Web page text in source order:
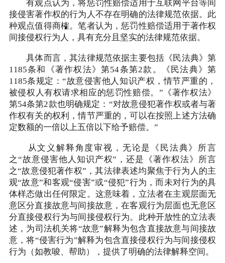
有观点认为，将惩罚性赔偿适用于互联网平台等间
接侵害著作权的行为人不存在明确的法律规范依据。此
种观点值得商榷。笔者认为，惩罚性赔偿适用于著作权
间接侵权行为人，具有充分且坚实的法律规范依据。
具体而言，其法律规范依据主要包括《民法典》第
1185条和《著作权法》第54条第2款。《民法典》第
1185条规定：“故意侵害他人知识产权，情节严重的，
被侵权人有权请求相应的惩罚性赔偿。”《著作权法》
第54条第2款也明确规定：“对故意侵犯著作权或者与著
作权有关的权利，情节严重的，可以在按照上述方法确
定数额的一倍以上五倍以下给予赔偿。”
从文义解释角度审视，无论是《民法典》所言
之“故意侵害他人知识产权”，还是《著作权法》所言
之“故意侵犯著作权”，其法律表述均聚焦于行为人的主
观“故意”和客观“侵害”或“侵犯”行为，而未对行为的具
体样态做出任何限定。这意味着，立法者在主观层面无
意区分直接故意与间接故意，在客观行为层面也无意区
分直接侵权行为与间接侵权行为。此种开放性的立法表
述，为司法机关将“故意”解释为包含直接故意与间接故
意，将“侵害行为”解释为包含直接侵权行为与间接侵权
行为（如教唆、帮助），提供了明确的法律解释空间。